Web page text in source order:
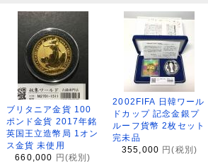
ブリタニア金貨 100
ポンド金貨 2017年銘
英国王立造幣局 1オン
ス金貨 未使用
660,000
円(税別)
2002FIFA 日韓ワール
ドカップ 記念金銀プ
ルーフ貨幣 2枚セット
完未品
355,000 円(税別)